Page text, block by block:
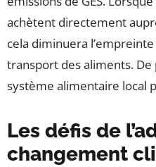
achètent directement
cela diminuera
transport des aliments. De
système alimentaire local
Les défis de
changement